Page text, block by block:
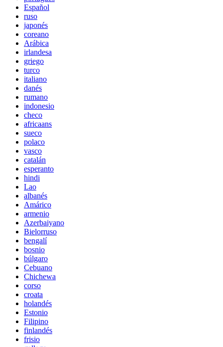
Español
ruso
japonés
coreano
Arábica
irlandesa
griego
turco
italiano
danés
rumano
indonesio
checo
africaans
sueco
polaco
vasco
catalán
esperanto
hindi
Lao
albanés
Amárico
armenio
Azerbaiyano
Bielorruso
bengalí
bosnio
búlgaro
Cebuano
Chichewa
corso
croata
holandés
Estonio
Filipino
finlandés
frisio